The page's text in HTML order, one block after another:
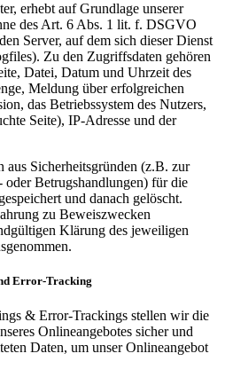
erhebt auf Grundlage unserer
des Art. 6 Abs. 1 lit. f. DSGVO
Server, auf dem sich dieser Dienst
Zu den Zugriffsdaten gehören
Datei, Datum und Uhrzeit des
Meldung über erfolgreichen
das Betriebssystem des Nutzers,
Seite), IP-Adresse und der
Sicherheitsgründen (z.B. zur
Betrugshandlungen) für die
und danach gelöscht.
zu Beweiszwecken
Klärung des jeweiligen
Error-Tracking
& Error-Trackings stellen wir die
Onlineangebotes sicher und
Daten, um unser Onlineangebot